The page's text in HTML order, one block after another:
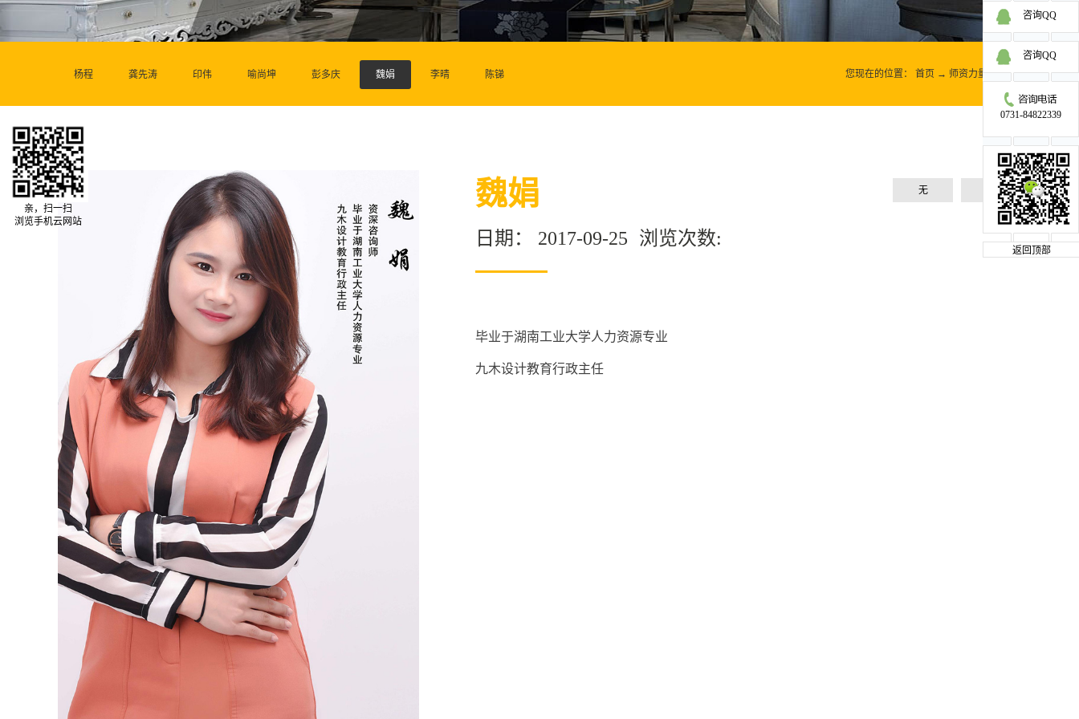
杨程 龚先涛 印伟 喻尚坤 彭多庆 魏娟 李晴 陈锑 您现在的位置： 首页 → 师资力量 → 魏娟
魏娟
日期： 2017-09-25 浏览次数:
毕业于湖南工业大学人力资源专业
九木设计教育行政主任
无
咨询QQ
咨询QQ
0731-84822339
返回顶部
亲，扫一扫
浏览手机云网站